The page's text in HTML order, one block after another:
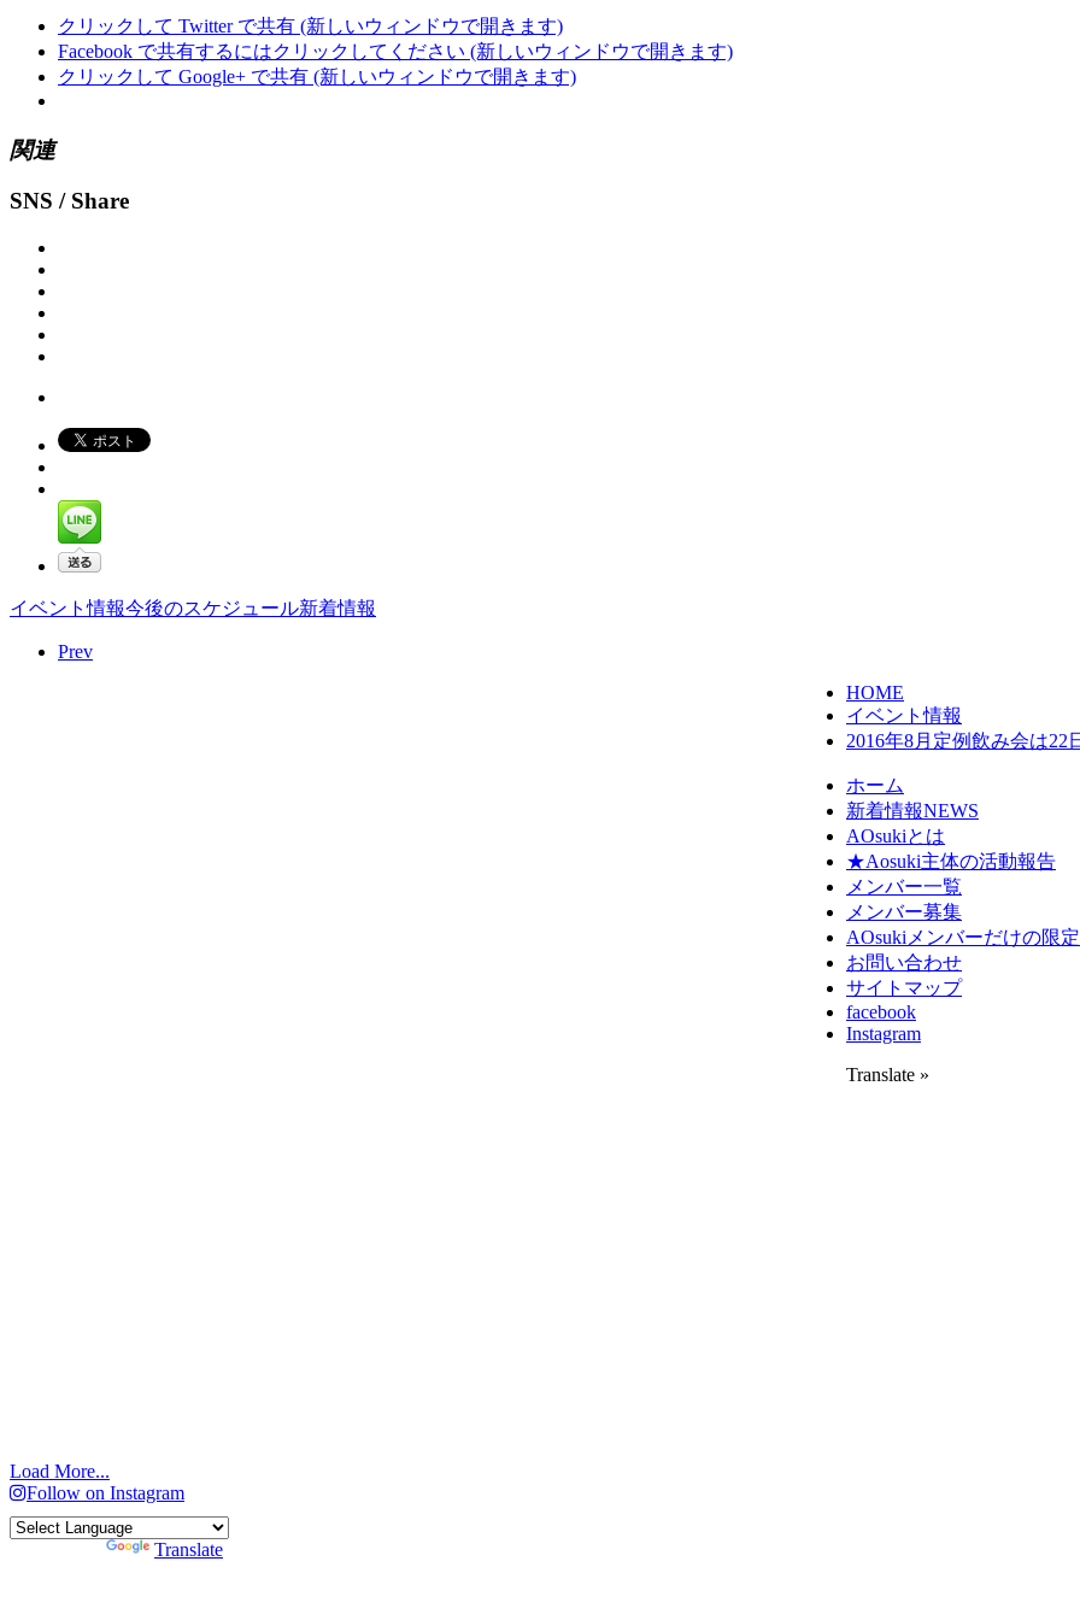
クリックして Twitter で共有 (新しいウィンドウで開きます)
Facebook で共有するにはクリックしてください (新しいウィンドウで開きます)
クリックして Google+ で共有 (新しいウィンドウで開きます)
関連
SNS / Share
イベント情報今後のスケジュール新着情報
Prev
Load More...
Follow on Instagram
HOME
イベント情報
2016年8月定例飲み会は22
ホーム
新着情報NEWS
AOsukiとは
★Aosuki主体の活動報告
メンバー一覧
メンバー募集
AOsukiメンバーだけの限
お問い合わせ
サイトマップ
facebook
Instagram
Translate »
Translate